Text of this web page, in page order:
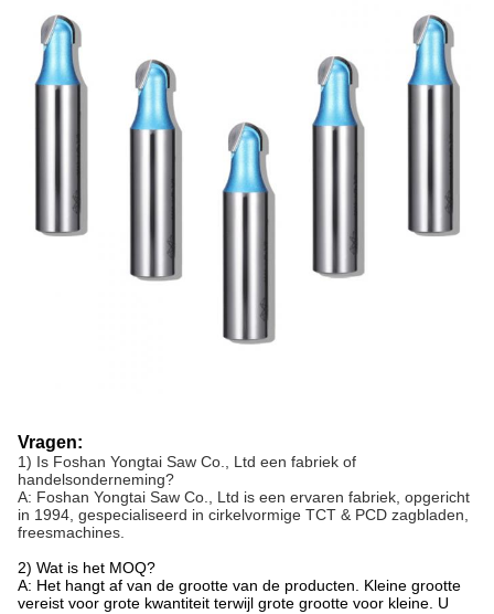
Vragen:
1) Is Foshan Yongtai Saw Co., Ltd een fabriek of
handelsonderneming?
A: Foshan Yongtai Saw Co., Ltd is een ervaren fabriek, opgericht
in 1994, gespecialiseerd in cirkelvormige TCT & PCD zagbladen,
freesmachines.
2) Wat is het MOQ?
A: Het hangt af van de grootte van de producten. Kleine grootte
vereist voor grote kwantiteit terwijl grote grootte voor kleine. U